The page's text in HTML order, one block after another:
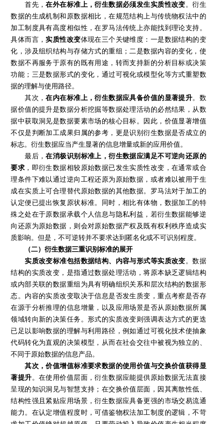
首先，在外在标准上，衍生数据必须发生实质性改变。衍生
数据的生成机制和原数据相比，在规范结构上与传统物权法中的
加工制度具有高度相似性，在罗马法传统上亦能找到理论支持。
具体而言，实质性改变体现在三个关键维度：一是数据结构的变
化，涉及组织结构与存储方式的重组；二是数据内容的变化，使
数据不再服务于原有的既有用途，转而支持新的分析目标或决策
功能；三是数据形式的变化，通过可视化或模型化等方式重塑数
据的理解与使用路径。
其次，在内在标准上，衍生数据应具备价值的显著提升。数
据价值的提升是数据分析挖掘等数据处理活动的必然结果，从数
据中获取洞见是数据要素市场的核心目标。因此，价值显著增值
不仅是判断加工成果归属的参考，更是识别衍生数据是否成立的
标志。衍生数据应当产生显著的信息增量或新的应用价值。
最后，在消极识别标准上，衍生数据应满足不可逆向还原的
要求 ，即衍生数据相较原始数据已发生实质性改变，在通常或合
理条件下难以通过逆向工程还原为原始数据，或者难以被用于生
成在实质上可合理替代原始数据的其他数据。罗马法对于加工的
认定便已提出恢复原状标准。同时，相比有体物，数据加工的特
殊之处在于原数据承载个人信息与隐私利益，若衍生数据能够逆
向还原为原始数据，则会对原始数据产权及既有权利秩序造成实
质影响。但是，不可逆转并不要求达到匿名化或不可识别程度。
（二）衍生数据三重识别标准的展开
实质改变标准包括数据结构、内容与形式等实质改变。数据
结构的实质改变，是指通过数据处理活动，将原本缺乏逻辑结构
或内部关联的数据重组为具有明确组织关系和层次结构的数据形
态。内容的实质改变取决于信息是否发生质变，重点考察是否存
在源于分析推理的信息增量，以及应用场景是否从原始数据所属
领域转向新的决策任务。形式的实质改变则强调表达方式的更迭
已足以影响数据的理解与利用路径，例如通过可视化技术使抽象
代码转化为直观的决策模型，从而在社会交往中被视为独立的、
不同于原始数据的信息产品。
其次，价值增值标准要求数据的使用价值与交换价值获得显
著提升。在使用价值层面，衍生数据应能提供原始数据无法直接
呈现的知识洞见与智慧支持；在交换价值层面，因其离散性低、
结构性强且紧贴应用场景，衍生数据应具备更强的市场交易流通
能力。在认定增值程度时，可借鉴物权法加工制度的逻辑，不苛